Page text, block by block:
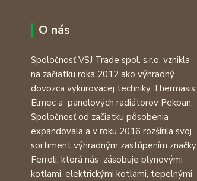
O nás
Spoločnosť VSJ Trade spol. s.r.o. vznikla
na začiatku roka 2012 ako výhradný
dovozca vykurovacej techniky Thermasis,
Elmec a panelových radiátorov Pekpan.
Spoločnosť od začiatku pôsobenia
expandovala a v roku 2016 rozšírila svoj
sortiment výhradným zastúpením značky
Ferroli, ktorá nás zásobuje plynovými
kotlami, elektrickými kotlami, tepelnými